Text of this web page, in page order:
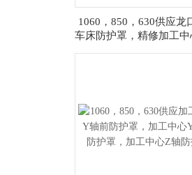
1060，850，630供应龙
车床防护罩，精修加工